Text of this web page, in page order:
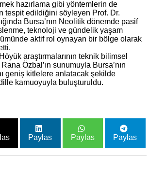
hazırlama gibi yöntemlerin de
tespit edildiğini söyleyen Prof. Dr.
Bursa’nın Neolitik dönemde pasif
teknoloji ve gündelik yaşam
aktif rol oynayan bir bölge olarak
araştırmalarının teknik bilimsel
Özbal’ın sunumuyla Bursa’nın
geniş kitlelere anlatacak şekilde
kamuoyuyla buluşturuldu.
Paylas Paylas Paylas